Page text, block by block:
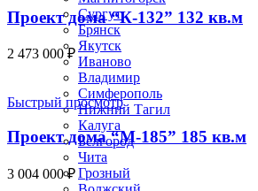
Сургут
Брянск
Якутск
Иваново
Владимир
Симферополь
Нижний Тагил
Калуга
Белгород
Чита
Грозный
Проект дома “К-132” 132 кв.м
2 473 000₽
Быстрый просмотр
Проект дома “М-185” 185 кв.м
3 004 000₽